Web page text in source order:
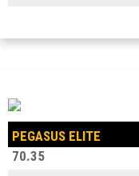
PEGASUS ELITE
70.35